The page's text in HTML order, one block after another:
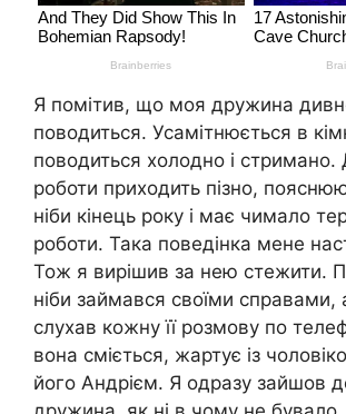
Я помітив, що моя дружина
поводиться. Усамітнюється в
поводиться холодно і
роботи приходить пізно,
ніби кінець року і має чимало
роботи. Така поведінка мене
Тож я вирішив за нею стежити.
ніби займався своїми справами,
слухав кожну її розмову по
вона сміється, жартує із
його Андрієм. Я одразу зайшов